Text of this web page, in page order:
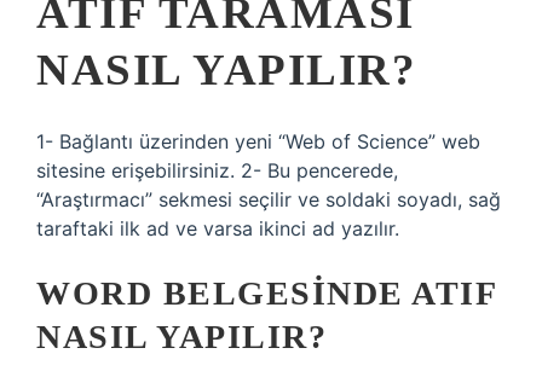
ATIF TARAMASI
NASIL YAPILIR?
1- Bağlantı üzerinden yeni “Web of Science” web
sitesine erişebilirsiniz. 2- Bu pencerede,
“Araştırmacı” sekmesi seçilir ve soldaki soyadı, sağ
taraftaki ilk ad ve varsa ikinci ad yazılır.
WORD BELGESINDE ATIF
NASIL YAPILIR?